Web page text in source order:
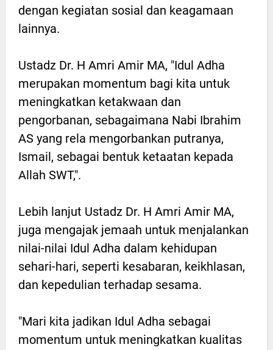
dengan kegiatan sosial dan keagamaan
lainnya.
Ustadz Dr. H Amri Amir MA, "Idul Adha
merupakan momentum bagi kita untuk
meningkatkan ketakwaan dan
pengorbanan, sebagaimana Nabi Ibrahim
AS yang rela mengorbankan putranya,
Ismail, sebagai bentuk ketaatan kepada
Allah SWT,".
Lebih lanjut Ustadz Dr. H Amri Amir MA,
juga mengajak jemaah untuk menjalankan
nilai-nilai Idul Adha dalam kehidupan
sehari-hari, seperti kesabaran, keikhlasan,
dan kepedulian terhadap sesama.
"Mari kita jadikan Idul Adha sebagai
momentum untuk meningkatkan kualitas